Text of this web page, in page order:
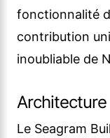
fonctionnalité
contribution
inoubliable de
Le Seagram